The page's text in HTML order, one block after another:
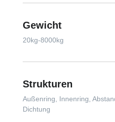
Gewicht
20kg-8000kg
Strukturen
Außenring, Innenring,
Dichtung